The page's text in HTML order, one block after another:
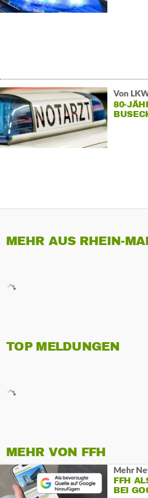
Von
80-
USECK
MEHR AUS RHEIN-
TOP MELDUNGEN
MEHR VON FFH
Mehr
FFH
BEI